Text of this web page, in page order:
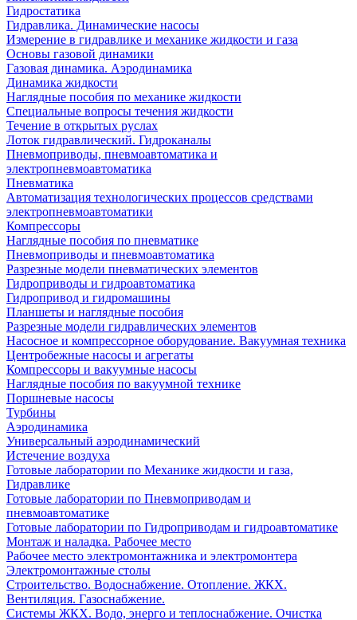
Гидростатика
Гидравлика. Динамические насосы
Измерение в гидравлике и механике жидкости и газа
Основы газовой динамики
Газовая динамика. Аэродинамика
Динамика жидкости
Наглядные пособия по механике жидкости
Специальные вопросы течения жидкости
Течение в открытых руслах
Лоток гидравлический. Гидроканалы
Пневмоприводы, пневмоавтоматика и
электропневмоавтоматика
Пневматика
Автоматизация технологических процессов средствами
электропневмоавтоматики
Компрессоры
Наглядные пособия по пневматике
Пневмоприводы и пневмоавтоматика
Разрезные модели пневматических элементов
Гидроприводы и гидроавтоматика
Гидропривод и гидромашины
Планшеты и наглядные пособия
Разрезные модели гидравлических элементов
Насосное и компрессорное оборудование. Вакуумная техника
Центробежные насосы и агрегаты
Компрессоры и вакуумные насосы
Наглядные пособия по вакуумной технике
Поршневые насосы
Турбины
Аэродинамика
Универсальный аэродинамический
Истечение воздуха
Готовые лаборатории по Механике жидкости и газа,
Гидравлике
Готовые лаборатории по Пневмоприводам и
пневмоавтоматике
Готовые лаборатории по Гидроприводам и гидроавтоматике
Монтаж и наладка. Рабочее место
Рабочее место электромонтажника и электромонтера
Электромонтажные столы
Строительство. Водоснабжение. Отопление. ЖКХ.
Вентиляция. Газоснабжение.
Системы ЖКХ. Водо, энерго и теплоснабжение. Очистка